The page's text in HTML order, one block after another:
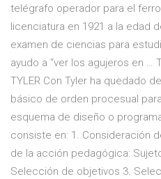
telégrafo operador para el
licenciatura en 1921 a la edad
examen de ciencias para
ayudo a “ver los agujeros en …
TYLER Con Tyler ha quedado
básico de orden procesual
esquema de diseño o
consiste en: 1. Consideración
de la acción pedagógica:
Selección de objetivos 3.